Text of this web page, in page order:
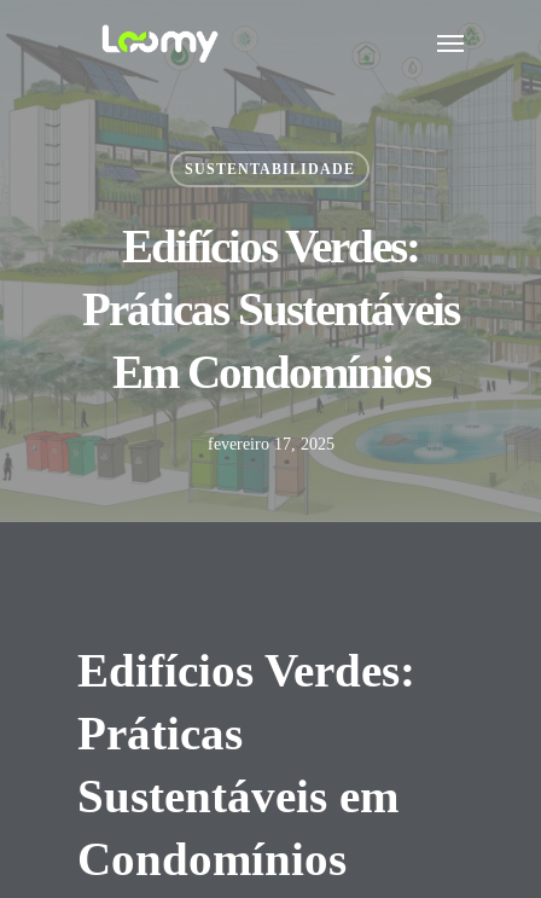
main
content
Menu
SUSTENTABILIDADE
Edifícios Verdes:
Práticas Sustentáveis
Em Condomínios
fevereiro 17, 2025
Edifícios Verdes:
Práticas
Sustentáveis em
Condomínios